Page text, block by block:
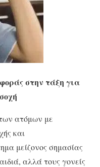
στην τάξη για
ατόμων με
και
μείζονος σημασίας
αλλά τους γονείς